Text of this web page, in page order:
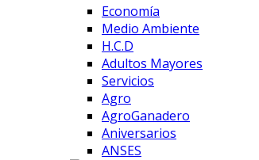
Economía
Medio Ambiente
H.C.D
Adultos Mayores
Servicios
Agro
AgroGanadero
Aniversarios
ANSES